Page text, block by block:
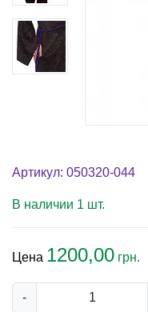
Артикул: 050320-044
В наличии 1 шт.
Цена 1200,00 грн.
-